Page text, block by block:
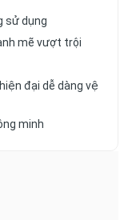
sử dụng
mẽ vượt trội
đại dễ dàng vệ
minh